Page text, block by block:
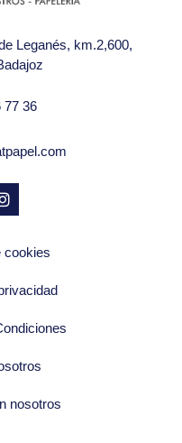
Leganés, km.2,600,
77 36
cookies
nosotros